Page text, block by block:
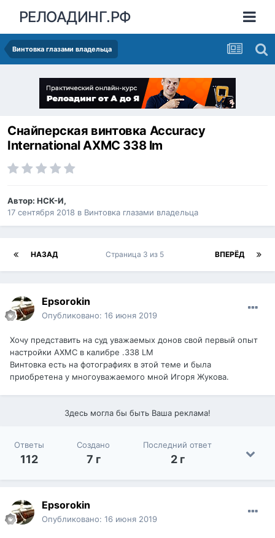
РЕЛОАДИНГ.РФ
Винтовка глазами владельца
Снайперская винтовка Accuracy
International AXМС 338 lm
Автор: НСК-И,
17 сентября 2018 в Винтовка глазами владельца
НАЗАД ВПЕРЁД
Страница 3 из 5
Epsorokin
Опубликовано: 16 июня 2019
Хочу представить на суд уважаемых донов свой первый опыт
настройки АХМС в калибре .338 LM
Винтовка есть на фотографиях в этой теме и была
приобретена у многоуважаемого мной Игоря Жукова.
Здесь могла бы быть Ваша реклама!
Ответы
112
Создано
7 г
Последний ответ
2 г
Epsorokin
Опубликовано: 16 июня 2019